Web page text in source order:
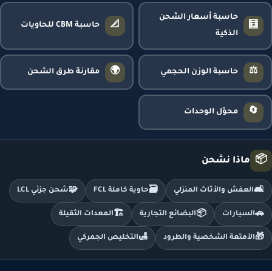
🧮
حاسبة أسعار الشحن
الذكية
📐 حاسبة CBM للحاويات
⚖️ حاسبة الوزن الحجمي 🌍 مقارنة طرق الشحن
🔄 محوّل الوحدات
📦 ماذا نشحن
🛋️العفش والأثاث المنزلي 🗃️حاوية كاملة FCL 🧩شحن جزئي LCL
🚗السيارات 📦البضائع التجارية 🏗️ المعدات الثقيلة
🎁الأمتعة الشخصية والطرود 🛃التخليص الجمركي